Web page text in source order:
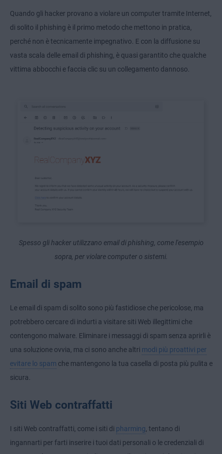
Quando gli hacker provano a violare un computer tramite Internet,
di solito il phishing è il primo metodo che mettono in pratica,
perché non è tecnicamente impegnativo. E con la diffusione su
vasta scala delle email di phishing, è quasi garantito che qualche
vittima abbocchi e faccia clic su un collegamento dannoso.
Spesso gli hacker utilizzano email di phishing, come l'esempio
sopra, per violare computer o sistemi.
Email di spam
Le email di spam di solito sono più fastidiose che pericolose, ma
potrebbero cercare di indurti a visitare siti Web illegittimi che
contengono malware. Eliminare i messaggi di spam senza aprirli è
una soluzione ovvia, ma ci sono anche altri modi più proattivi per
evitare lo spam che mantengono la tua casella di posta più pulita e
sicura.
Siti Web contraffatti
I siti Web contraffatti, come i siti di pharming , tentano di
ingannarti per farti inserire i tuoi dati personali o le credenziali di